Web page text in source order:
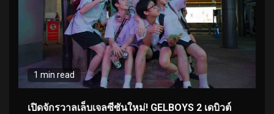
1 min read
เปิดจักรวาลเล็บเจลซีซันใหม่! GELBOYS 2 เดบิวต์